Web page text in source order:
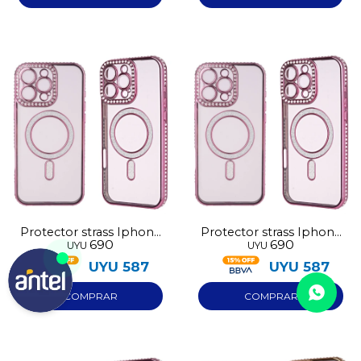
Protector strass Iphone
14 rosa
UYU 690
UYU 587
Protector strass Iphone
13 rosa
UYU 690
UYU 587